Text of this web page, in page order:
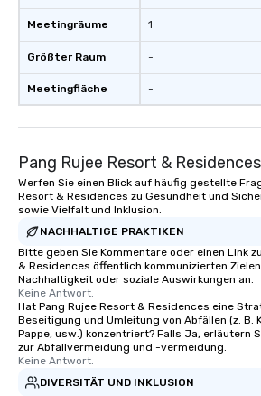
Meetingräume
Größter Raum
Meetingfläche
1
-
-
Pang Rujee Resort &
Werfen Sie einen Blick auf häufig gestellte
Resort & Residences zu Gesundheit und
sowie Vielfalt und Inklusion.
NACHHALTIGE PRAKTIKEN
Bitte geben Sie Kommentare oder einen Link
& Residences öffentlich kommunizierten
Nachhaltigkeit oder soziale Auswirkungen an.
Keine Antwort.
Hat Pang Rujee Resort & Residences eine
Beseitigung und Umleitung von Abfällen (z. B.
Pappe, usw.) konzentriert? Falls Ja, erläutern
zur Abfallvermeidung und -vermeidung.
Keine Antwort.
DIVERSITÄT UND INKLUSION